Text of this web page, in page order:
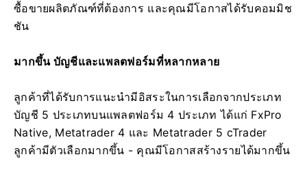
ซื้อขายผลิตภัณฑ์ที่ต้องการ และคุณมีโอกาสได้รับคอมมิช
ชัน
มากขึ้น บัญชีและแพลตฟอร์มที่หลากหลาย
ลูกค้าที่ได้รับการแนะนำมีอิสระในการเลือกจากประเภท
บัญชี 5 ประเภทบนแพลตฟอร์ม 4 ประเภท ได้แก่ FxPro
Native, Metatrader 4 และ Metatrader 5 cTrader
ลูกค้ามีตัวเลือกมากขึ้น - คุณมีโอกาสสร้างรายได้มากขึ้น